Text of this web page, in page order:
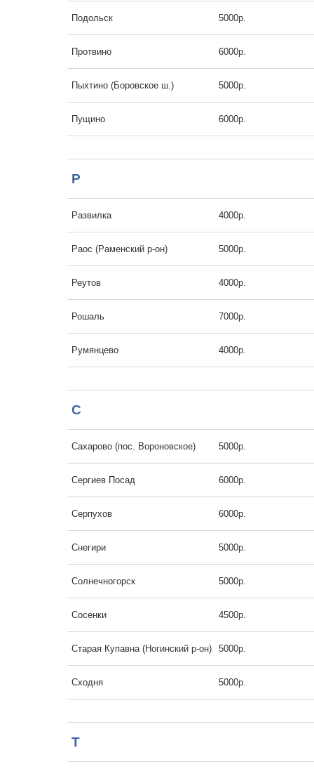
Подольск 5000р.
Протвино 6000р.
Пыхтино (Боровское ш.) 5000р.
Пущино 6000р.
Р
Развилка 4000р.
Раос (Раменский р-он) 5000р.
Реутов 4000р.
Рошаль 7000р.
Румянцево 4000р.
С
Сахарово (пос. Вороновское) 5000р.
Сергиев Посад 6000р.
Серпухов 6000р.
Снегири 5000р.
Солнечногорск 5000р.
Сосенки 4500р.
Старая Купавна (Ногинский р-он) 5000р.
Сходня 5000р.
Т